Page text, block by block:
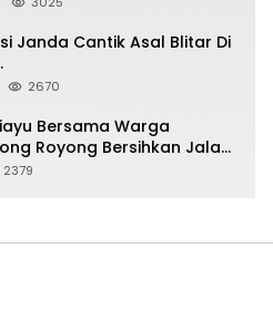
Janda Cantik Asal Blitar Di
2670
Bersama Warga
Royong Bersihkan Jalan
2379